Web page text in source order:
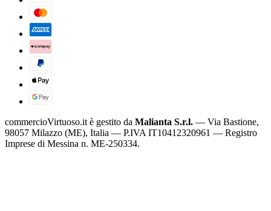
commercioVirtuoso.it è gestito da Malianta S.r.l. — Via Bastione,
98057 Milazzo (ME), Italia — P.IVA IT10412320961 — Registro
Imprese di Messina n. ME-250334.